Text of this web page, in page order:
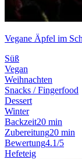
Vegane Äpfel im
Süß
Vegan
Weihnachten
Snacks / Fingerfood
Dessert
Winter
Backzeit20 min
Zubereitung20 min
Bewertung4.1/5
Hefeteig